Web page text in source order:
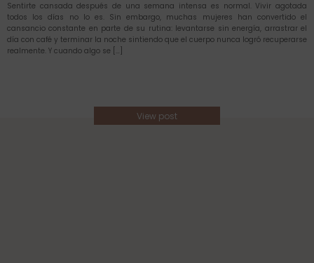
Sentirte cansada después de una semana intensa es normal. Vivir agotada
todos los días no lo es. Sin embargo, muchas mujeres han convertido el
cansancio constante en parte de su rutina: levantarse sin energía, arrastrar el
día con café y terminar la noche sintiendo que el cuerpo nunca logró recuperarse
realmente. Y cuando algo se […]
View post